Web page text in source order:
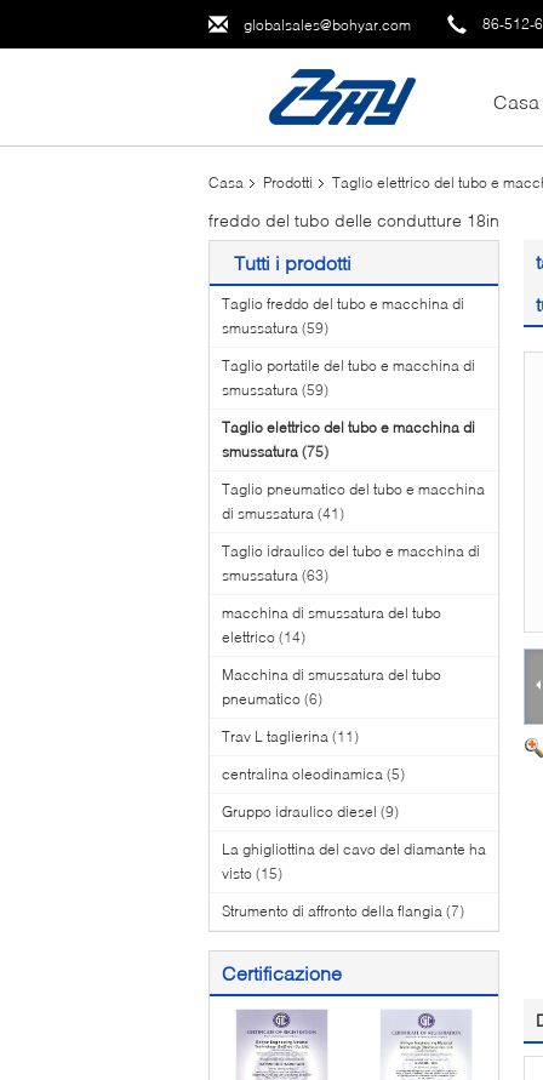
globalsales@bohyar.com 86-512-
Casa
Casa Prodotti Taglio elettrico del tubo e
freddo del tubo delle condutture 18in
Tutti i prodotti
Taglio freddo del tubo e macchina di
smussatura (59)
Taglio portatile del tubo e macchina di
smussatura (59)
Taglio elettrico del tubo e macchina di
smussatura (75)
Taglio pneumatico del tubo e macchina
di smussatura (41)
Taglio idraulico del tubo e macchina di
smussatura (63)
macchina di smussatura del tubo
elettrico (14)
Macchina di smussatura del tubo
pneumatico (6)
Trav L taglierina (11)
centralina oleodinamica (5)
Gruppo idraulico diesel (9)
La ghigliottina del cavo del diamante ha
visto (15)
Strumento di affronto della flangia (7)
Certificazione